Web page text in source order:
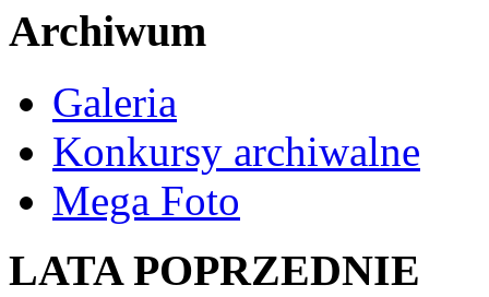
Archiwum
Galeria
Konkursy archiwalne
Mega Foto
LATA POPRZEDNIE